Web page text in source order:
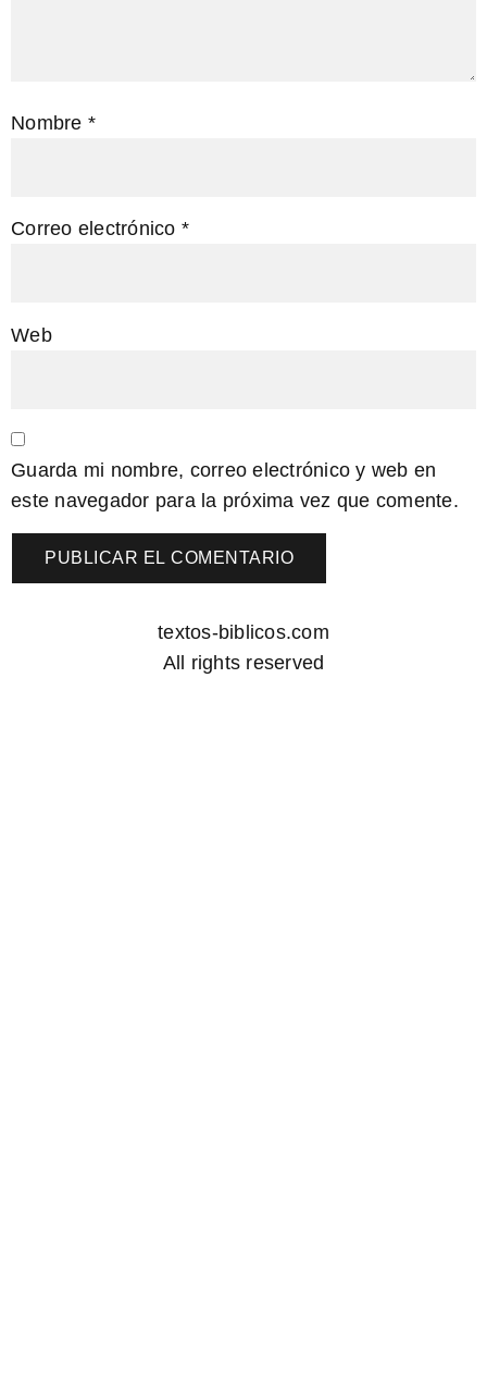
Nombre *
Correo electrónico *
Web
Guarda mi nombre, correo electrónico y web en
este navegador para la próxima vez que comente.
textos-biblicos.com
All rights reserved